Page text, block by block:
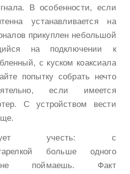
В особенности, если
устанавливается на
прикуплен небольшой
на подключении к
с куском коаксиала
попытку собрать нечто
если имеется
С устройством вести
учесть: с
больше одного
не поймаешь. Факт